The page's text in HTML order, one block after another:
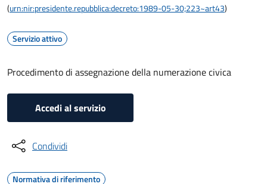
(urn:nir:presidente.repubblica:decreto:1989-05-30;223~art43)
Servizio attivo
Procedimento di assegnazione della numerazione civica
Accedi al servizio
Condividi
Normativa di riferimento